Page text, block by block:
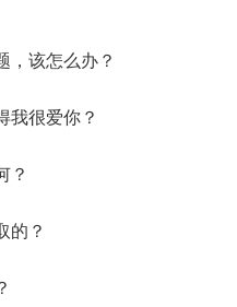
，该怎么办？
我很爱你？
？
的？